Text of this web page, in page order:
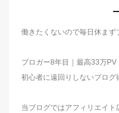
働きたくないので毎日休まず
ブロガー8年目｜最高33万PV
初心者に遠回りしないブログ
当ブログではアフィリエイト